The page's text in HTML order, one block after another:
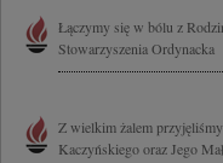
Łączymy się w bólu z
Stowarzyszenia Ordynacka
Z wielkim żalem
Kaczyńskiego oraz Jego